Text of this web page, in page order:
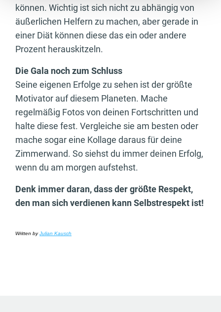
können. Wichtig ist sich nicht zu abhängig von
äußerlichen Helfern zu machen, aber gerade in
einer Diät können diese das ein oder andere
Prozent herauskitzeln.
Die Gala noch zum Schluss
Seine eigenen Erfolge zu sehen ist der größte
Motivator auf diesem Planeten. Mache
regelmäßig Fotos von deinen Fortschritten und
halte diese fest. Vergleiche sie am besten oder
mache sogar eine Kollage daraus für deine
Zimmerwand. So siehst du immer deinen Erfolg,
wenn du am morgen aufstehst.
Denk immer daran, dass der größte Respekt,
den man sich verdienen kann Selbstrespekt ist!
Written byJulian Kausch